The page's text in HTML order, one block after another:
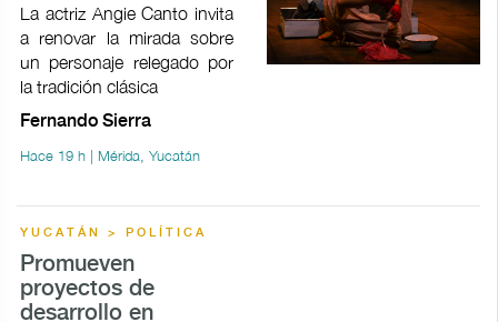
La actriz Angie Canto invita
a renovar la mirada sobre
un personaje relegado por
la tradición clásica
Fernando Sierra
Hace 19 h | Mérida, Yucatán
YUCATÁN > POLÍTICA
Promueven
proyectos de
desarrollo en